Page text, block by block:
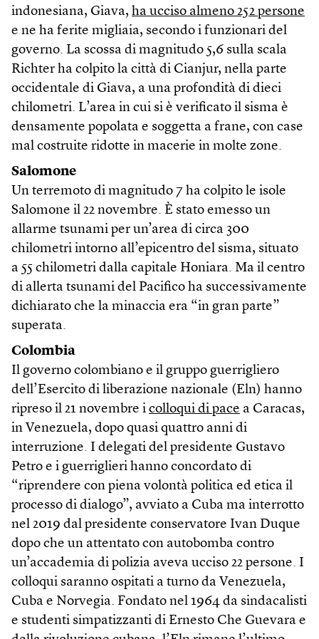
indonesiana, Giava, ha ucciso almeno 252 persone
e ne ha ferite migliaia, secondo i funzionari del
governo. La scossa di magnitudo 5,6 sulla scala
Richter ha colpito la città di Cianjur, nella parte
occidentale di Giava, a una profondità di dieci
chilometri. L’area in cui si è verificato il sisma è
densamente popolata e soggetta a frane, con case
mal costruite ridotte in macerie in molte zone.
Salomone
Un terremoto di magnitudo 7 ha colpito le isole
Salomone il 22 novembre. È stato emesso un
allarme tsunami per un’area di circa 300
chilometri intorno all’epicentro del sisma, situato
a 55 chilometri dalla capitale Honiara. Ma il centro
di allerta tsunami del Pacifico ha successivamente
dichiarato che la minaccia era “in gran parte”
superata.
Colombia
Il governo colombiano e il gruppo guerrigliero
dell’Esercito di liberazione nazionale (Eln) hanno
ripreso il 21 novembre i colloqui di pace a Caracas,
in Venezuela, dopo quasi quattro anni di
interruzione. I delegati del presidente Gustavo
Petro e i guerriglieri hanno concordato di
“riprendere con piena volontà politica ed etica il
processo di dialogo”, avviato a Cuba ma interrotto
nel 2019 dal presidente conservatore Ivan Duque
dopo che un attentato con autobomba contro
un’accademia di polizia aveva ucciso 22 persone. I
colloqui saranno ospitati a turno da Venezuela,
Cuba e Norvegia. Fondato nel 1964 da sindacalisti
e studenti simpatizzanti di Ernesto Che Guevara e